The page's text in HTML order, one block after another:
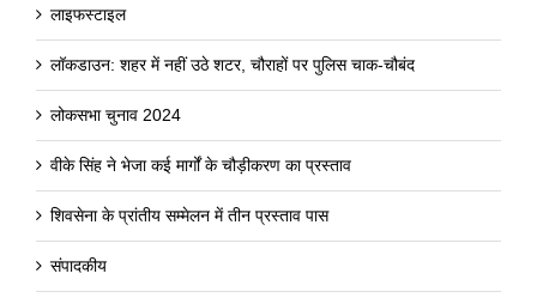
लाइफस्टाइल
लॉकडाउन: शहर में नहीं उठे शटर, चौराहों पर पुलिस चाक-चौबंद
लोकसभा चुनाव 2024
वीके सिंह ने भेजा कई मार्गों के चौड़ीकरण का प्रस्ताव
शिवसेना के प्रांतीय सम्मेलन में तीन प्रस्ताव पास
संपादकीय